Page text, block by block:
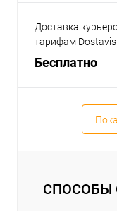
Доставка
тарифам
Бесплатно
СПОСОБЫ